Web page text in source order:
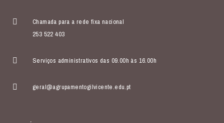
Chamada para a rede fixa nacional
253 522 403
Serviços administrativos das 09.00h às 16.00h
geral@agrupamentogilvicente.edu.pt